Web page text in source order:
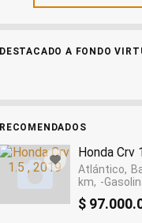
DESTACADO A FONDO
RECOMENDADOS
Honda Crv
Atlántico
km
-
$